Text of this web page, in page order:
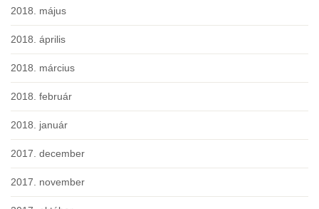
2018. május
2018. április
2018. március
2018. február
2018. január
2017. december
2017. november